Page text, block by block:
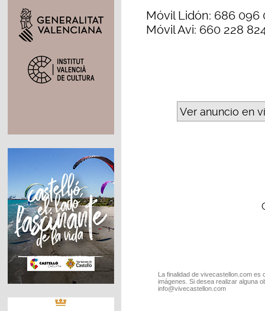
Móvil Lidón: 686 096
Móvil Avi: 660 228
Ver anuncio en
La finalidad de vivecastellon.com
imágenes. Si desea realizar alguna
info@vivecastellon.com